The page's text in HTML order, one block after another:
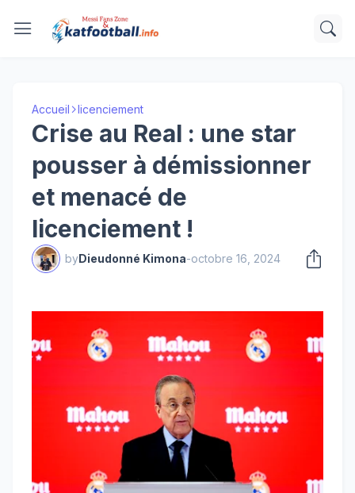
Accueil licenciement
Crise au Real : une star
pousser à démissionner
et menacé de
licenciement !
byDieudonné Kimona-octobre 16, 2024